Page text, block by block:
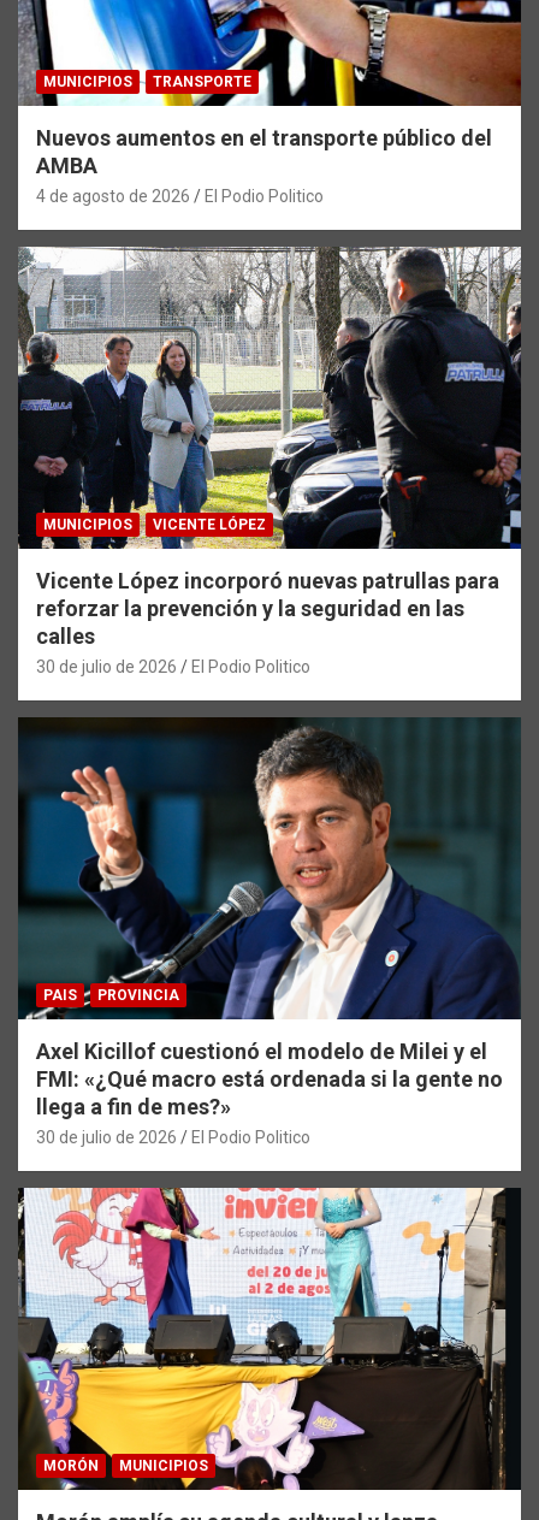
MUNICIPIOS TRANSPORTE
Nuevos aumentos en el transporte público del
AMBA
4 de agosto de 2026 El Podio Politico
MUNICIPIOS VICENTE LÓPEZ
Vicente López incorporó nuevas patrullas para
reforzar la prevención y la seguridad en las
calles
30 de julio de 2026 El Podio Politico
PAIS PROVINCIA
Axel Kicillof cuestionó el modelo de Milei y el
FMI: «¿Qué macro está ordenada si la gente no
llega a fin de mes?»
30 de julio de 2026 El Podio Politico
MORÓN MUNICIPIOS